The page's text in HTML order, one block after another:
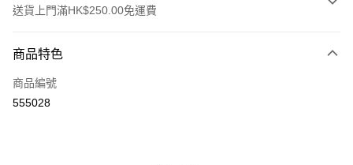
送貨上門滿HK$250.00免運費
信用卡
Apple Pay
商品特色
商品編號
555028